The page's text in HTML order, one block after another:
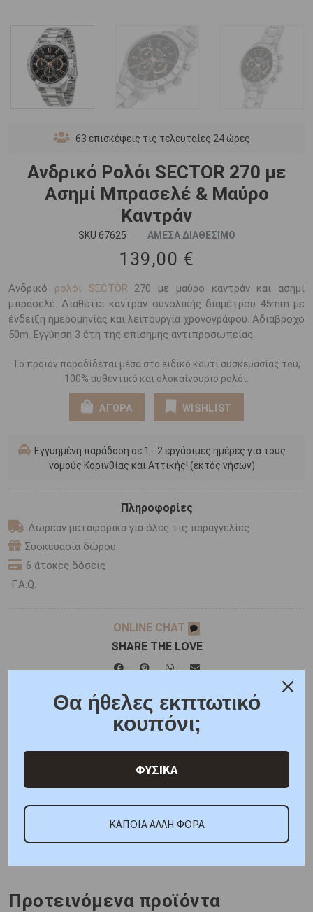
63 επισκέψεις τις τελευταίες 24 ώρες
Ανδρικό Ρολόι SECTOR 270 με
Ασημί Μπρασελέ & Μαύρο
Καντράν
SKU 67625 ΑΜΕΣΑ ΔΙΑΘΕΣΙΜΟ
139,00 €
Ανδρικό ρολόι SECTOR 270 με μαύρο καντράν και ασημί
μπρασελέ. Διαθέτει καντράν συνολικής διαμέτρου 45mm με
ένδειξη ημερομηνίας και λειτουργία χρονογράφου. Αδιάβροχο
50m. Εγγύηση 3 έτη της επίσημης αντιπροσωπείας.
Το προϊόν παραδίδεται μέσα στο ειδικό κουτί συσκευασίας του,
100% αυθεντικό και ολοκαίνουριο ρολόι.
ΑΓΟΡΑ WISHLIST
Εγγυημένη παράδοση σε 1 - 2 εργάσιμες ημέρες για τους
νομούς Κορινθίας και Αττικής! (εκτός νήσων)
Πληροφορίες
Δωρεάν μεταφορικά για όλες τις παραγγελίες
Συσκευασία δώρου
6 άτοκες δόσεις
F.A.Q.
ONLINE CHAT
SHARE THE LOVE
Χαρακτηριστικά Χαρακτηριστικά Ρολογιών
Κωδικός Προμηθευτή:
Προτεινόμενα προϊόντα
Θα ήθελες εκπτωτικό
κουπόνι;
ΦΥΣΙΚΑ
ΚΑΠΟΙΑ ΑΛΛΗ ΦΟΡΑ